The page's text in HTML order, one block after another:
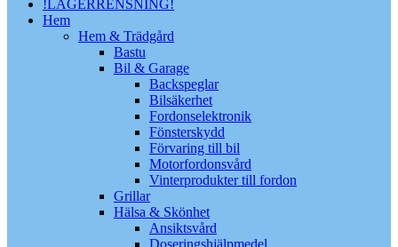
!LAGERRENSNING!
Hem
Hem & Trädgård
Bastu
Bil & Garage
Backspeglar
Bilsäkerhet
Fordonselektronik
Fönsterskydd
Förvaring till bil
Motorfordonsvård
Vinterprodukter till fordon
Grillar
Hälsa & Skönhet
Ansiktsvård
Doseringshjälpmedel